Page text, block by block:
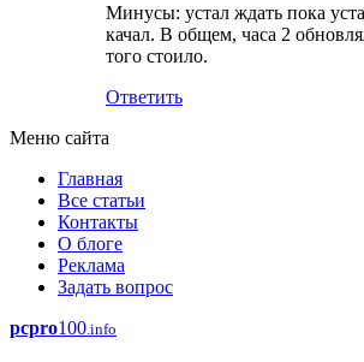
Минусы: устал ждать пока
качал. В общем, часа 2
того стоило.
Ответить
Меню сайта
Главная
Все статьи
Контакты
О блоге
Реклама
Задать вопрос
pcpro100 .info